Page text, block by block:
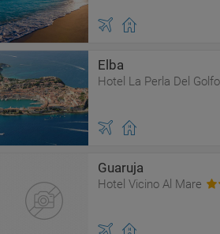
Elba
Hotel La Perla Del Golfo
Guaruja
Hotel Vicino Al Mare